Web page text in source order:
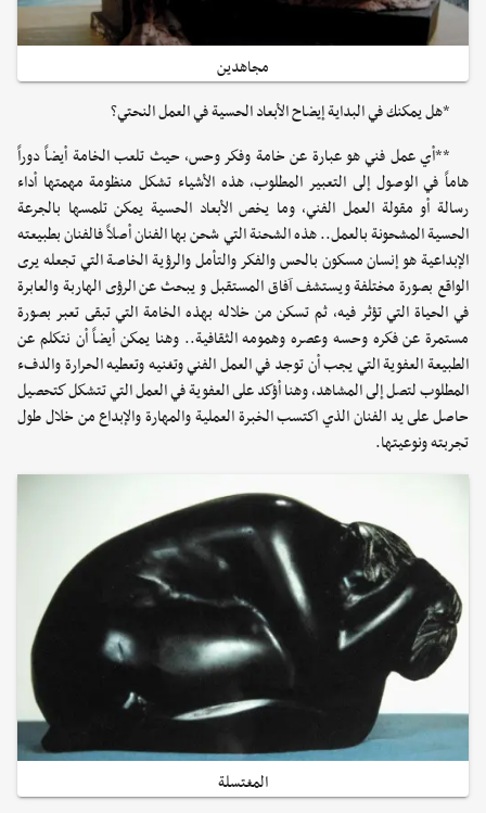
مجاهدين
*هل يمكنك في البداية إيضاح الأبعاد الحسية في العمل النحتي؟
**أي عمل فني هو عبارة عن خامة وفكر وحس، حيث تلعب الخامة أيضاً دوراً
هاماً في الوصول إلى التعبير المطلوب، هذه الأشياء تشكل منظومة مهمتها أداء
رسالة أو مقولة العمل الفني، وما يخص الأبعاد الحسية يمكن تلمسها بالجرعة
الحسية المشحونة بالعمل.. هذه الشحنة التي شحن بها الفنان أصلاً فالفنان بطبيعته
الإبداعية هو إنسان مسكون بالحس والفكر والتأمل والرؤية الخاصة التي تجعله يرى
الواقع بصورة مختلفة ويستشف آفاق المستقبل و يبحث عن الرؤى الهاربة والعابرة
في الحياة التي تؤثر فيه، ثم تسكن من خلاله بهذه الخامة التي تبقى تعبر بصورة
مستمرة عن فكره وحسه وعصره وهمومه الثقافية.. وهنا يمكن أيضاً أن نتكلم عن
الطبيعة العفوية التي يجب أن توجد في العمل الفني وتغنيه وتعطيه الحرارة والدفء
المطلوب لتصل إلى المشاهد، وهنا أؤكد على العفوية في العمل التي تتشكل كتحصيل
حاصل على يد الفنان الذي اكتسب الخبرة العملية والمهارة والإبداع من خلال طول
تجربته ونوعيتها.
المغتسلة